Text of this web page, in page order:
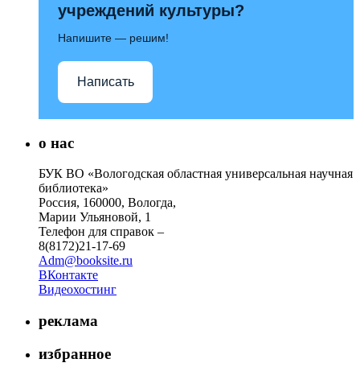
учреждений культуры?
Напишите — решим!
Написать
о нас
БУК ВО «Вологодская областная универсальная научная
библиотека»
Россия, 160000, Вологда,
Марии Ульяновой, 1
Телефон для справок –
8(8172)21-17-69
Adm@booksite.ru
ВКонтакте
Видеохостинг
реклама
избранное